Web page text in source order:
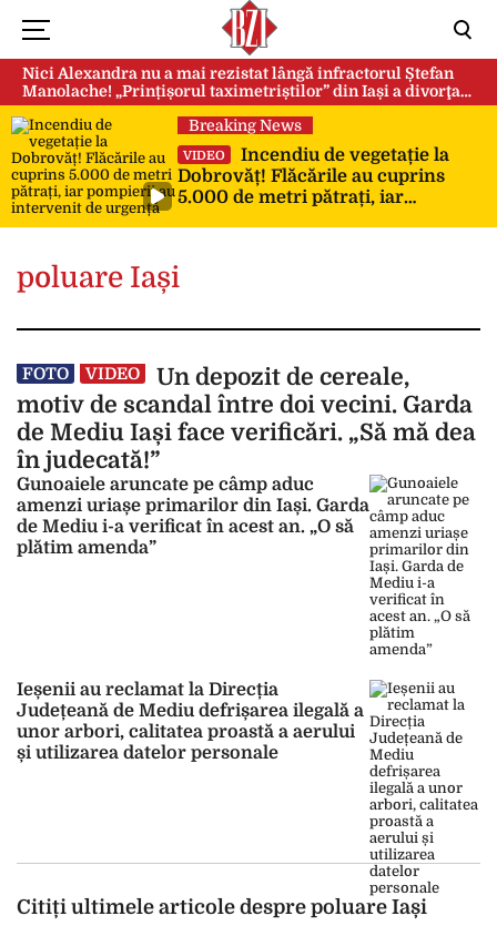
Nici Alexandra nu a mai rezistat lângă infractorul Ștefan
Manolache! „Prințișorul taximetriștilor” din Iași a divorţat
după doi ani de căsnicie
Breaking News
VIDEO
Incendiu de vegetație la
Dobrovăț! Flăcările au cuprins
5.000 de metri pătrați, iar
poluare Iași
Could not play video.
There was a problem trying to load the video.
Error code: html5_video:4
FOTO VIDEO
Un depozit de cereale,
motiv de scandal între doi vecini. Garda
de Mediu Iași face verificări. „Să mă dea
în judecată!”
Gunoaiele aruncate pe câmp aduc
amenzi uriașe primarilor din Iași. Garda
de Mediu i-a verificat în acest an. „O să
plătim amenda”
Ieșenii au reclamat la Direcția
Județeană de Mediu defrișarea ilegală a
unor arbori, calitatea proastă a aerului
și utilizarea datelor personale
Citiți ultimele articole despre poluare Iași